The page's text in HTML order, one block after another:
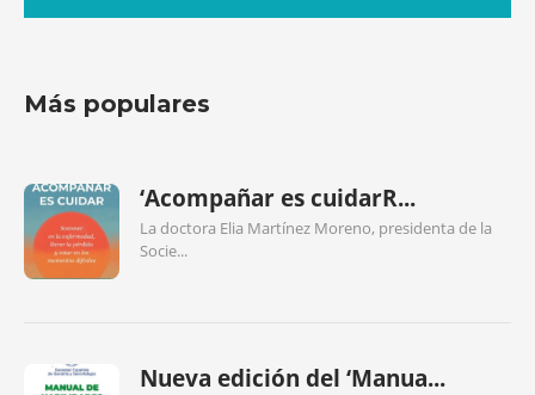
Más populares
‘Acompañar es cuidarR...
La doctora Elia Martínez Moreno, presidenta de la
Socie...
Nueva edición del ‘Manua...